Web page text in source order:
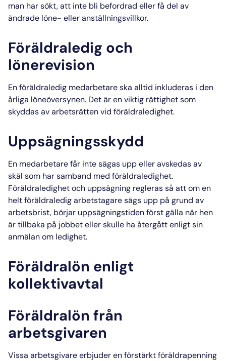
man har sökt, att inte bli befordrad eller få del av
ändrade löne- eller anställningsvillkor.
Föräldraledig och
lönerevision
En föräldraledig medarbetare ska alltid inkluderas i den
årliga löneöversynen. Det är en viktig rättighet som
skyddas av arbetsrätten vid föräldraledighet.
Uppsägningsskydd
En medarbetare får inte sägas upp eller avskedas av
skäl som har samband med föräldraledighet.
Föräldraledighet och uppsägning regleras så att om en
helt föräldraledig arbetstagare sägs upp på grund av
arbetsbrist, börjar uppsägningstiden först gälla när hen
är tillbaka på jobbet eller skulle ha återgått enligt sin
anmälan om ledighet.
Föräldralön enligt
kollektivavtal
Föräldralön från
arbetsgivaren
Vissa arbetsgivare erbjuder en förstärkt föräldrapenning